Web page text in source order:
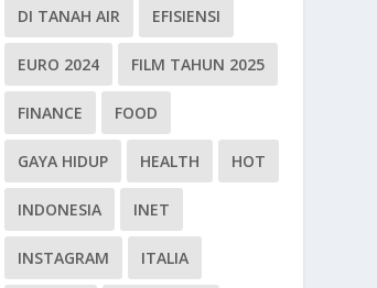
DI TANAH AIR EFISIENSI
EURO 2024 FILM TAHUN 2025
FINANCE FOOD
GAYA HIDUP HEALTH HOT
INDONESIA INET
INSTAGRAM ITALIA